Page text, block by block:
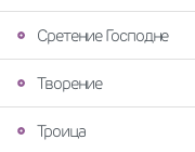
Сретение Господне
Творение
Троица